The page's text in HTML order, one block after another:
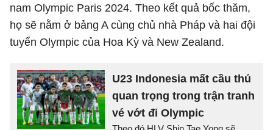
nam Olympic Paris 2024. Theo kết quả bốc thăm,
họ sẽ nằm ở bảng A cùng chủ nhà Pháp và hai đội
tuyển Olympic của Hoa Kỳ và New Zealand.
U23 Indonesia mất cầu thủ
quan trọng trong trận tranh
vé vớt đi Olympic